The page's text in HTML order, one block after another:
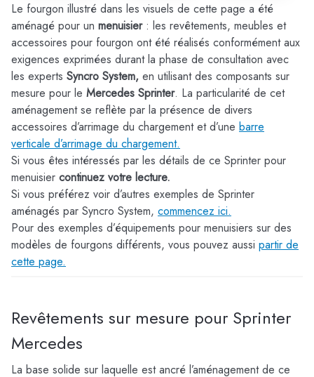
Le fourgon illustré dans les visuels de cette page a été
aménagé pour un menuisier: les revêtements, meubles et
accessoires pour fourgon ont été réalisés conformément aux
exigences exprimées durant la phase de consultation avec
les experts Syncro System, en utilisant des composants sur
mesure pour le Mercedes Sprinter. La particularité de cet
aménagement se reflète par la présence de divers
accessoires d’arrimage du chargement et d’une barre
verticale d’arrimage du chargement.
Si vous êtes intéressés par les détails de ce Sprinter pour
menuisier continuez votre lecture.
Si vous préférez voir d’autres exemples de Sprinter
aménagés par Syncro System, commencez ici.
Pour des exemples d’équipements pour menuisiers sur des
modèles de fourgons différents, vous pouvez aussi partir de
cette page.
Revêtements sur mesure pour Sprinter
Mercedes
La base solide sur laquelle est ancré l’aménagement de ce